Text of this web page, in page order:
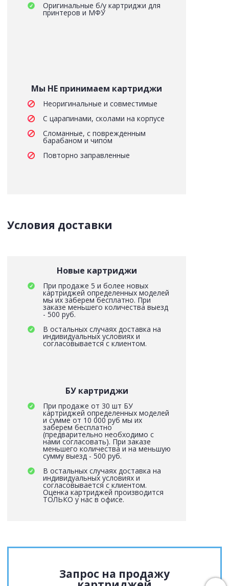
Оригинальные б/у картриджи для
принтеров и МФУ
Мы НЕ принимаем картриджи
Неоригинальные и совместимые
С царапинами, сколами на корпусе
Сломанные, с поврежденным
барабаном и чипом
Повторно заправленные
Условия доставки
Новые картриджи
При продаже 5 и более новых
картриджей определенных моделей
мы их заберем бесплатно. При
заказе меньшего количества выезд
- 500 руб.
В остальных случаях доставка на
индивидуальных условиях и
согласовывается с клиентом.
БУ картриджи
При продаже от 30 шт БУ
картриджей определенных моделей
и сумме от 10 000 руб мы их
заберем бесплатно
(предварительно необходимо с
нами согласовать). При заказе
меньшего количества и на меньшую
сумму выезд - 500 руб.
В остальных случаях доставка на
индивидуальных условиях и
согласовывается с клиентом.
Оценка картриджей производится
ТОЛЬКО у нас в офисе.
Запрос на продажу